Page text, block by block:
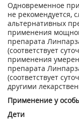
Одновременное
не рекомендуется,
альтернативных
применения
препарата
(соответствует
применения
препарата
(соответствует
другими
Применение у
Дети